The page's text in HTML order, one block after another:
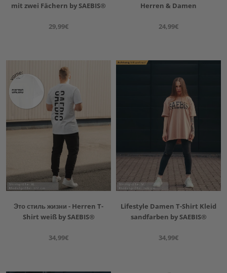
mit zwei Fächern by SAEBIS®
29,99€
Herren & Damen
24,99€
Это стиль жизни - Herren T-
Shirt weiß by SAEBIS®
34,99€
Lifestyle Damen T-Shirt Kleid
sandfarben by SAEBIS®
34,99€